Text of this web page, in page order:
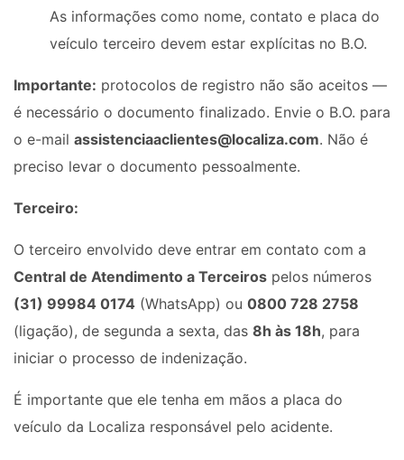
As informações como nome, contato e placa do
veículo terceiro devem estar explícitas no B.O.
Importante: protocolos de registro não são aceitos —
é necessário o documento finalizado. Envie o B.O. para
o e-mail assistenciaaclientes@localiza.com. Não é
preciso levar o documento pessoalmente.
Terceiro:
O terceiro envolvido deve entrar em contato com a
Central de Atendimento a Terceiros pelos números
(31) 99984 0174 (WhatsApp) ou 0800 728 2758
(ligação), de segunda a sexta, das 8h às 18h, para
iniciar o processo de indenização.
É importante que ele tenha em mãos a placa do
veículo da Localiza responsável pelo acidente.